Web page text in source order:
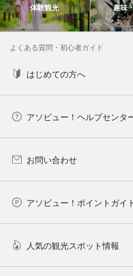
体験観光 趣味
よくある質問・初心者ガイド
はじめての方へ
アソビュー！ヘルプセンタ
お問い合わせ
アソビュー！ポイントガイ
人気の観光スポット情報